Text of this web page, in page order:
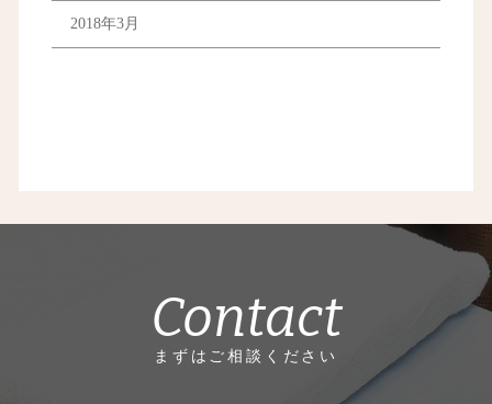
2018年3月
Contact
まずはご相談ください